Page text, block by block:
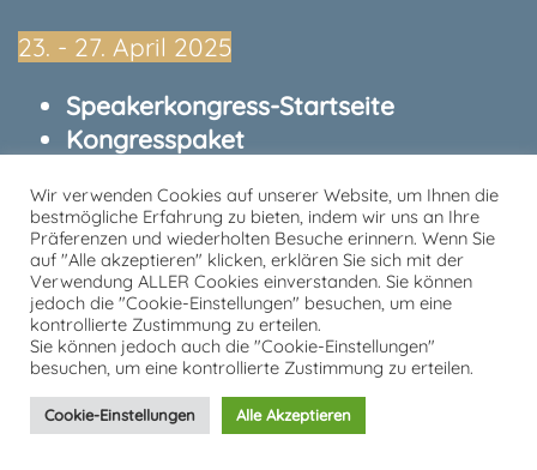
23.⁠ ⁠- 27. April 2025
Speakerkongress-Startseite
Kongresspaket
Datenschutzerklärung
Impressum
von und mit Tobias Kron
Wir verwenden Cookies auf unserer Website, um Ihnen die
bestmögliche Erfahrung zu bieten, indem wir uns an Ihre
Präferenzen und wiederholten Besuche erinnern. Wenn Sie
auf "Alle akzeptieren" klicken, erklären Sie sich mit der
Verwendung ALLER Cookies einverstanden. Sie können
jedoch die "Cookie-Einstellungen" besuchen, um eine
kontrollierte Zustimmung zu erteilen.
Sie können jedoch auch die "Cookie-Einstellungen"
besuchen, um eine kontrollierte Zustimmung zu erteilen.
Cookie-Einstellungen Alle Akzeptieren